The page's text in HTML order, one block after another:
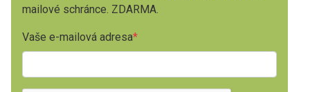
mailové schránce. ZDARMA.
Vaše e-mailová adresa